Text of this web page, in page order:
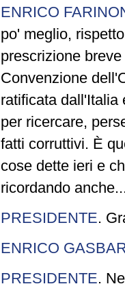
ENRICO
po' meglio,
prescrizione
Convenzione
ratificata dall'Italia
per ricercare,
fatti corruttivi. È
cose dette ieri e
ricordando
PRESIDENTE.
ENRICO
PRESIDENTE.